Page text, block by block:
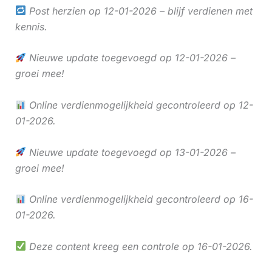
Post herzien op 12-01-2026 – blijf verdienen met
kennis.
Nieuwe update toegevoegd op 12-01-2026 –
groei mee!
Online verdienmogelijkheid gecontroleerd op 12-
01-2026.
Nieuwe update toegevoegd op 13-01-2026 –
groei mee!
Online verdienmogelijkheid gecontroleerd op 16-
01-2026.
Deze content kreeg een controle op 16-01-2026.